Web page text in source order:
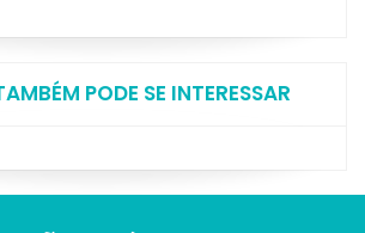
PODE SE INTERESSAR